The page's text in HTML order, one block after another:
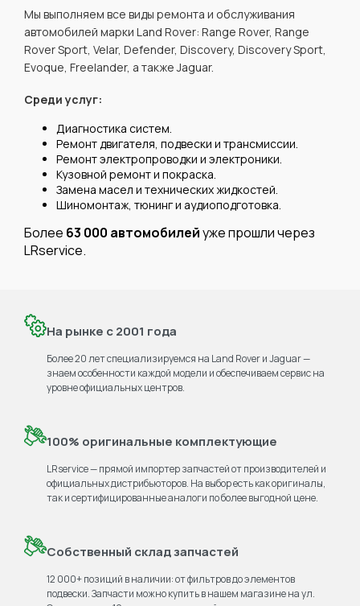
Мы выполняем все виды ремонта и обслуживания
автомобилей марки Land Rover: Range Rover, Range
Rover Sport, Velar, Defender, Discovery, Discovery Sport,
Evoque, Freelander, а также Jaguar.
Среди услуг:
Диагностика систем.
Ремонт двигателя, подвески и трансмиссии.
Ремонт электропроводки и электроники.
Кузовной ремонт и покраска.
Замена масел и технических жидкостей.
Шиномонтаж, тюнинг и аудиоподготовка.
Более 63 000 автомобилейуже прошли через
LRservice.
На рынке с 2001 года
Более 20 лет специализируемся на Land Rover и Jaguar —
знаем особенности каждой модели и обеспечиваем сервис на
уровне официальных центров.
100% оригинальные комплектующие
LRservice — прямой импортер запчастей от производителей и
официальных дистрибьюторов. На выбор есть как оригиналы,
так и сертифицированные аналоги по более выгодной цене.
Собственный склад запчастей
12 000+ позиций в наличии: от фильтров до элементов
подвески. Запчасти можно купить в нашем магазине на ул.